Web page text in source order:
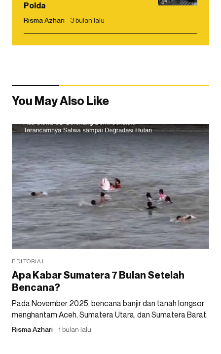
Polda
Risma Azhari 3 bulan lalu
You May Also Like
EDITORIAL
Apa Kabar Sumatera 7 Bulan Setelah
Bencana?
Pada November 2025, bencana banjir dan tanah longsor
menghantam Aceh, Sumatera Utara, dan Sumatera Barat.
Risma Azhari 1 bulan lalu